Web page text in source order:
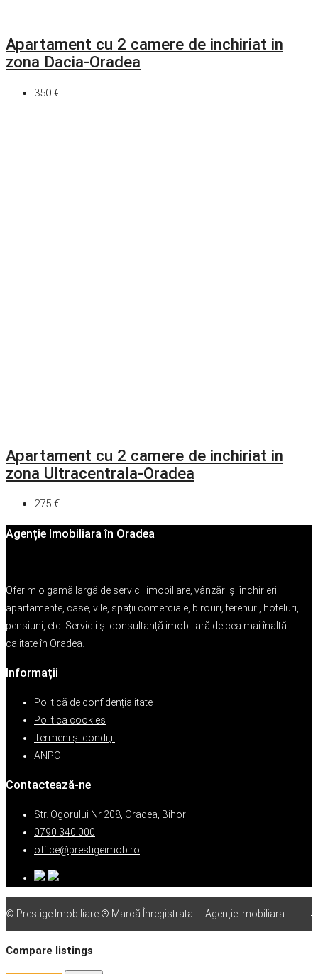
Apartament cu 2 camere de inchiriat in
zona Dacia-Oradea
350 €
Apartament cu 2 camere de inchiriat in
zona Ultracentrala-Oradea
275 €
Agenție Imobiliara în Oradea
Oferim o gamă largă de servicii imobiliare, vânzări și închirieri
apartamente, case, vile, spații comerciale, birouri, terenuri, hoteluri,
pensiuni, etc. Servicii și consultanță imobiliară de cea mai înaltă
calitate în Oradea.
Informații
Politică de confidențialitate
Politica cookies
Termeni şi condiţii
ANPC
Contactează-ne
Str. Ogorului Nr 208, Oradea, Bihor
0790 340 000
office@prestigeimob.ro
© Prestige Imobiliare ® Marcă Înregistrata - - Agenție Imobiliara
Compare listings